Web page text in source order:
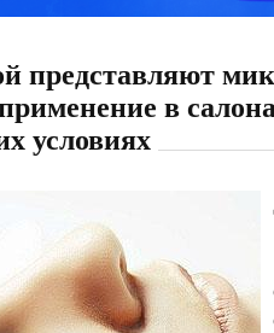
представляют
в
условиях